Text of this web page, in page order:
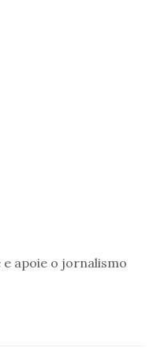
e apoie o jornalismo